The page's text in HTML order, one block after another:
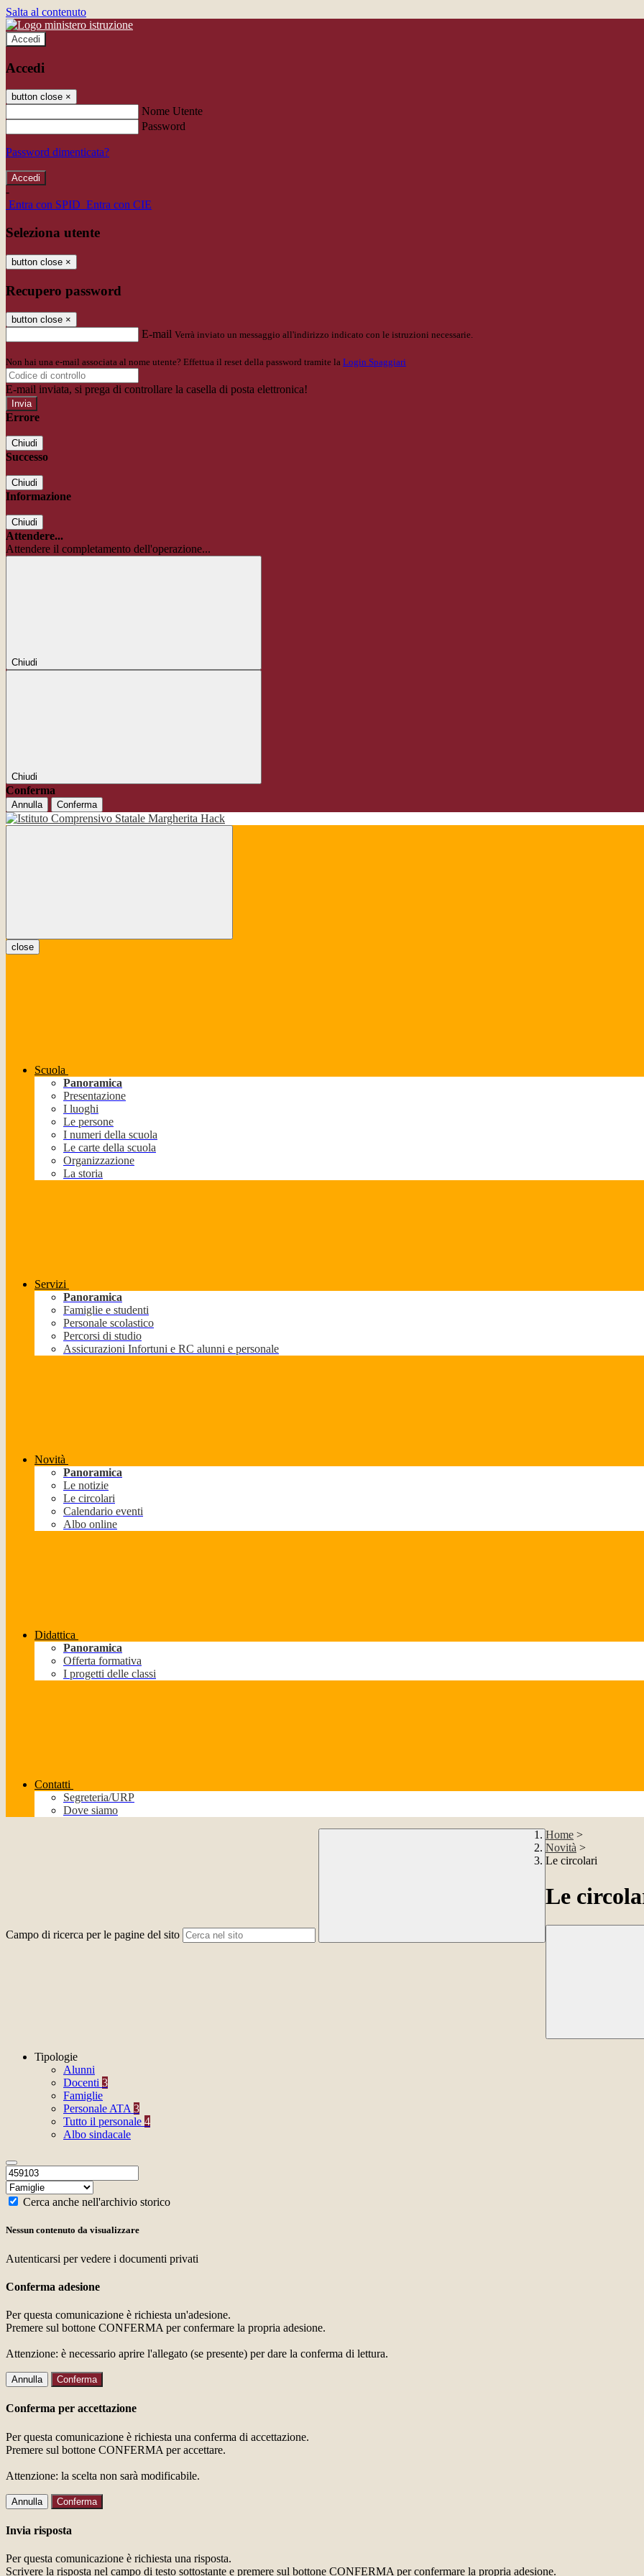
Salta al contenuto
Accedi
Accedi
button close ×
Nome Utente
Password
Password dimenticata?
-
Entra con SPID Entra con CIE
Seleziona utente
button close ×
Recupero password
button close ×
E-mail Verrà inviato un messaggio all'indirizzo indicato con le istruzioni necessarie.
Non hai una e-mail associata al nome utente? Effettua il reset della password tramite la Login Spaggiari
E-mail inviata, si prega di controllare la casella di posta elettronica!
Errore
Chiudi
Successo
Chiudi
Informazione
Chiudi
Attendere...
Attendere il completamento dell'operazione...
Chiudi
Chiudi
Conferma
Annulla Conferma
close
Scuola
Panoramica
Presentazione
I luoghi
Le persone
I numeri della scuola
Le carte della scuola
Organizzazione
La storia
Servizi
Panoramica
Famiglie e studenti
Personale scolastico
Percorsi di studio
Assicurazioni Infortuni e RC alunni e personale
Novità
Panoramica
Le notizie
Le circolari
Calendario eventi
Albo online
Didattica
Panoramica
Offerta formativa
I progetti delle classi
Contatti
Segreteria/URP
Dove siamo
Campo di ricerca per le pagine del sito
Home >
Novità >
Le circolari
Le
Tipologie
Alunni
Docenti 3
Famiglie
Personale ATA 3
Tutto il personale 4
Albo sindacale
Cerca anche nell'archivio storico
Nessun contenuto da visualizzare
Autenticarsi per vedere i documenti privati
Conferma adesione
Per questa comunicazione è richiesta un'adesione.
Premere sul bottone CONFERMA per confermare la propria adesione.
Attenzione: è necessario aprire l'allegato (se presente) per dare la conferma di lettura.
Annulla Conferma
Conferma per accettazione
Per questa comunicazione è richiesta una conferma di accettazione.
Premere sul bottone CONFERMA per accettare.
Attenzione: la scelta non sarà modificabile.
Annulla Conferma
Invia risposta
Per questa comunicazione è richiesta una risposta.
Scrivere la risposta nel campo di testo sottostante e premere sul bottone CONFERMA per confermare la propria adesione.